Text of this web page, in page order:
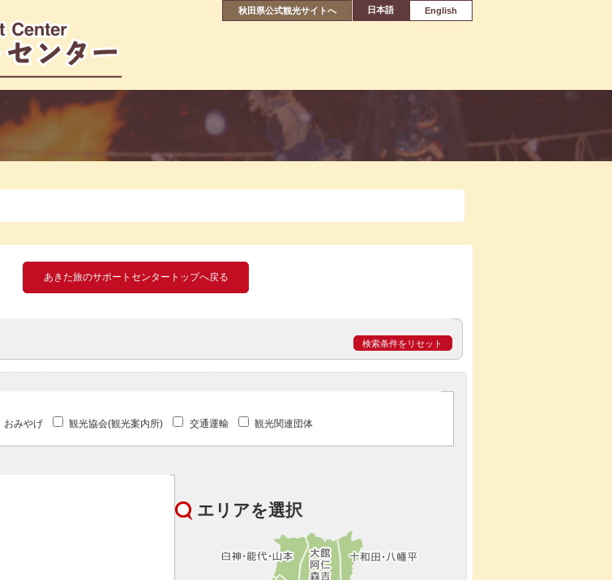
秋田県公式観光サイトへ 日本語 English
あきた旅のサポートセンタートップへ戻る
検索条件をリセット
おみやげ 観光協会(観光案内所) 交通運輸 観光関連団体
エリアを選択